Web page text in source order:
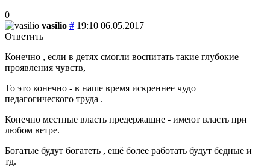
0
vasilio # 19:10 06.05.2017
Ответить
Конечно , если в детях смогли воспитать такие глубокие
проявления чувств,
То это конечно - в наше время искреннее чудо
педагогического труда .
Конечно местные власть предержащие - имеют власть при
любом ветре.
Богатые будут богатеть , ещё более работать будут бедные и
тд.